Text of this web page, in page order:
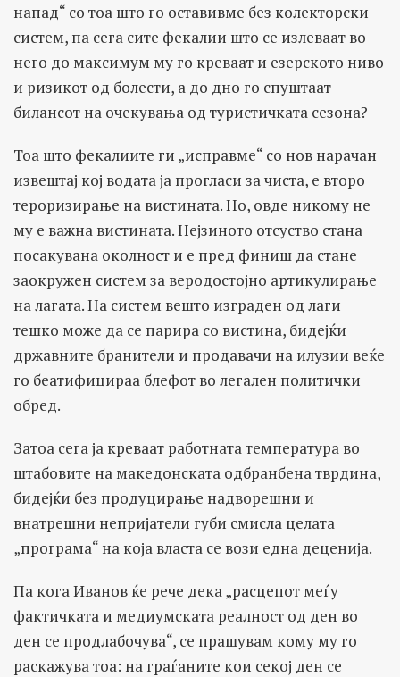
напад“ со тоа што го оставивме без колекторски
систем, па сега сите фекалии што се излеваат во
него до максимум му го креваат и езерското ниво
и ризикот од болести, а до дно го спуштаат
билансот на очекувања од туристичката сезона?
Тоа што фекалиите ги „исправме“ со нов нарачан
извештај кој водата ја прогласи за чиста, е второ
тероризирање на вистината. Но, овде никому не
му е важна вистината. Нејзиното отсуство стана
посакувана околност и е пред финиш да стане
заокружен систем за веродостојно артикулирање
на лагата. На систем вешто изграден од лаги
тешко може да се парира со вистина, бидејќи
државните бранители и продавачи на илузии веќе
го беатифицираа блефот во легален политички
обред.
Затоа сега ја креваат работната температура во
штабовите на македонската одбранбена тврдина,
бидејќи без продуцирање надворешни и
внатрешни непријатели губи смисла целата
„програма“ на која власта се вози една деценија.
Па кога Иванов ќе рече дека „расцепот меѓу
фактичката и медиумската реалност од ден во
ден се продлабочува“, се прашувам кому му го
раскажува тоа: на граѓаните кои секој ден се